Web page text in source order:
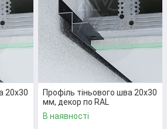
та
зі
екологічно
має
20х30
Профіль тіньового шва 20х30
мм, декор по RAL
В наявності